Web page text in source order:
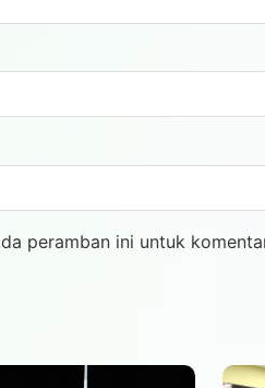
peramban ini untuk